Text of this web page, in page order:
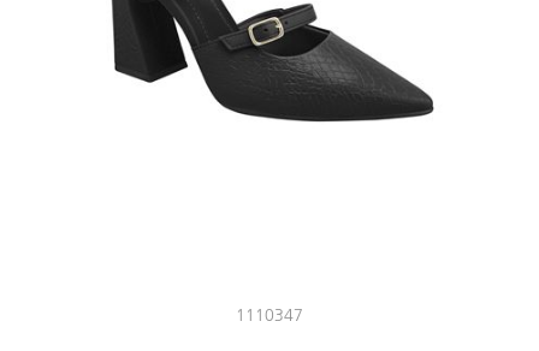
1110347